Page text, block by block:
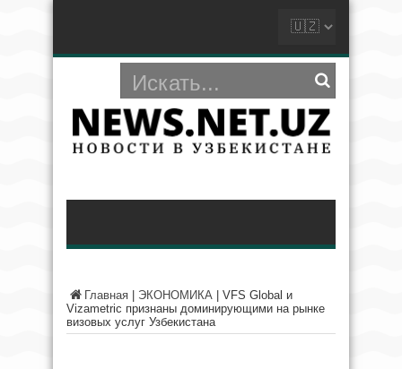
Главная ЭКОНОМИКА
VFS Global и
Vizametric признаны доминирующими на рынке
визовых услуг Узбекистана